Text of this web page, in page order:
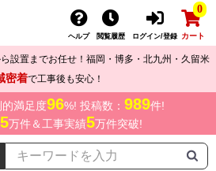
ヘルプ 閲覧履歴 ログイン/登録
0
カート
設置までお任せ！福岡・博多・北九州・久留米
密着で工事後も安心！
的満足度96%! 投稿数： 989件!
万件＆工事実績5万件突破!